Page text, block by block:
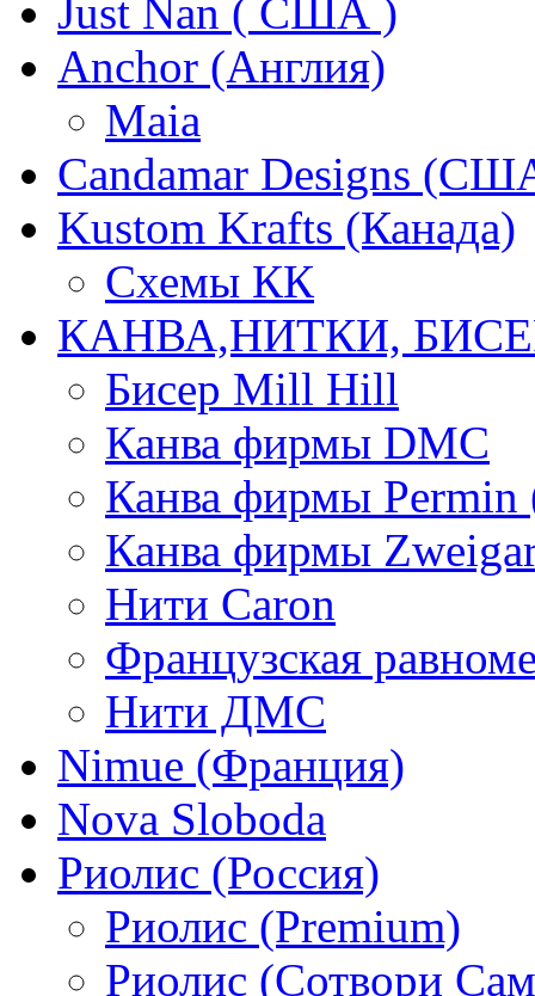
Just Nan ( США )
Anchor (Англия)
Maia
Candamar Designs
Kustom Krafts (Канада)
Схемы КК
КАНВА,НИТКИ,
Бисер Mill Hill
Канва фирмы DMC
Канва фирмы Permin
Канва фирмы
Нити Caron
Французская
Нити ДМС
Nimue (Франция)
Nova Sloboda
Риолис (Россия)
Риолис (Premium)
Риолис (Сотвори